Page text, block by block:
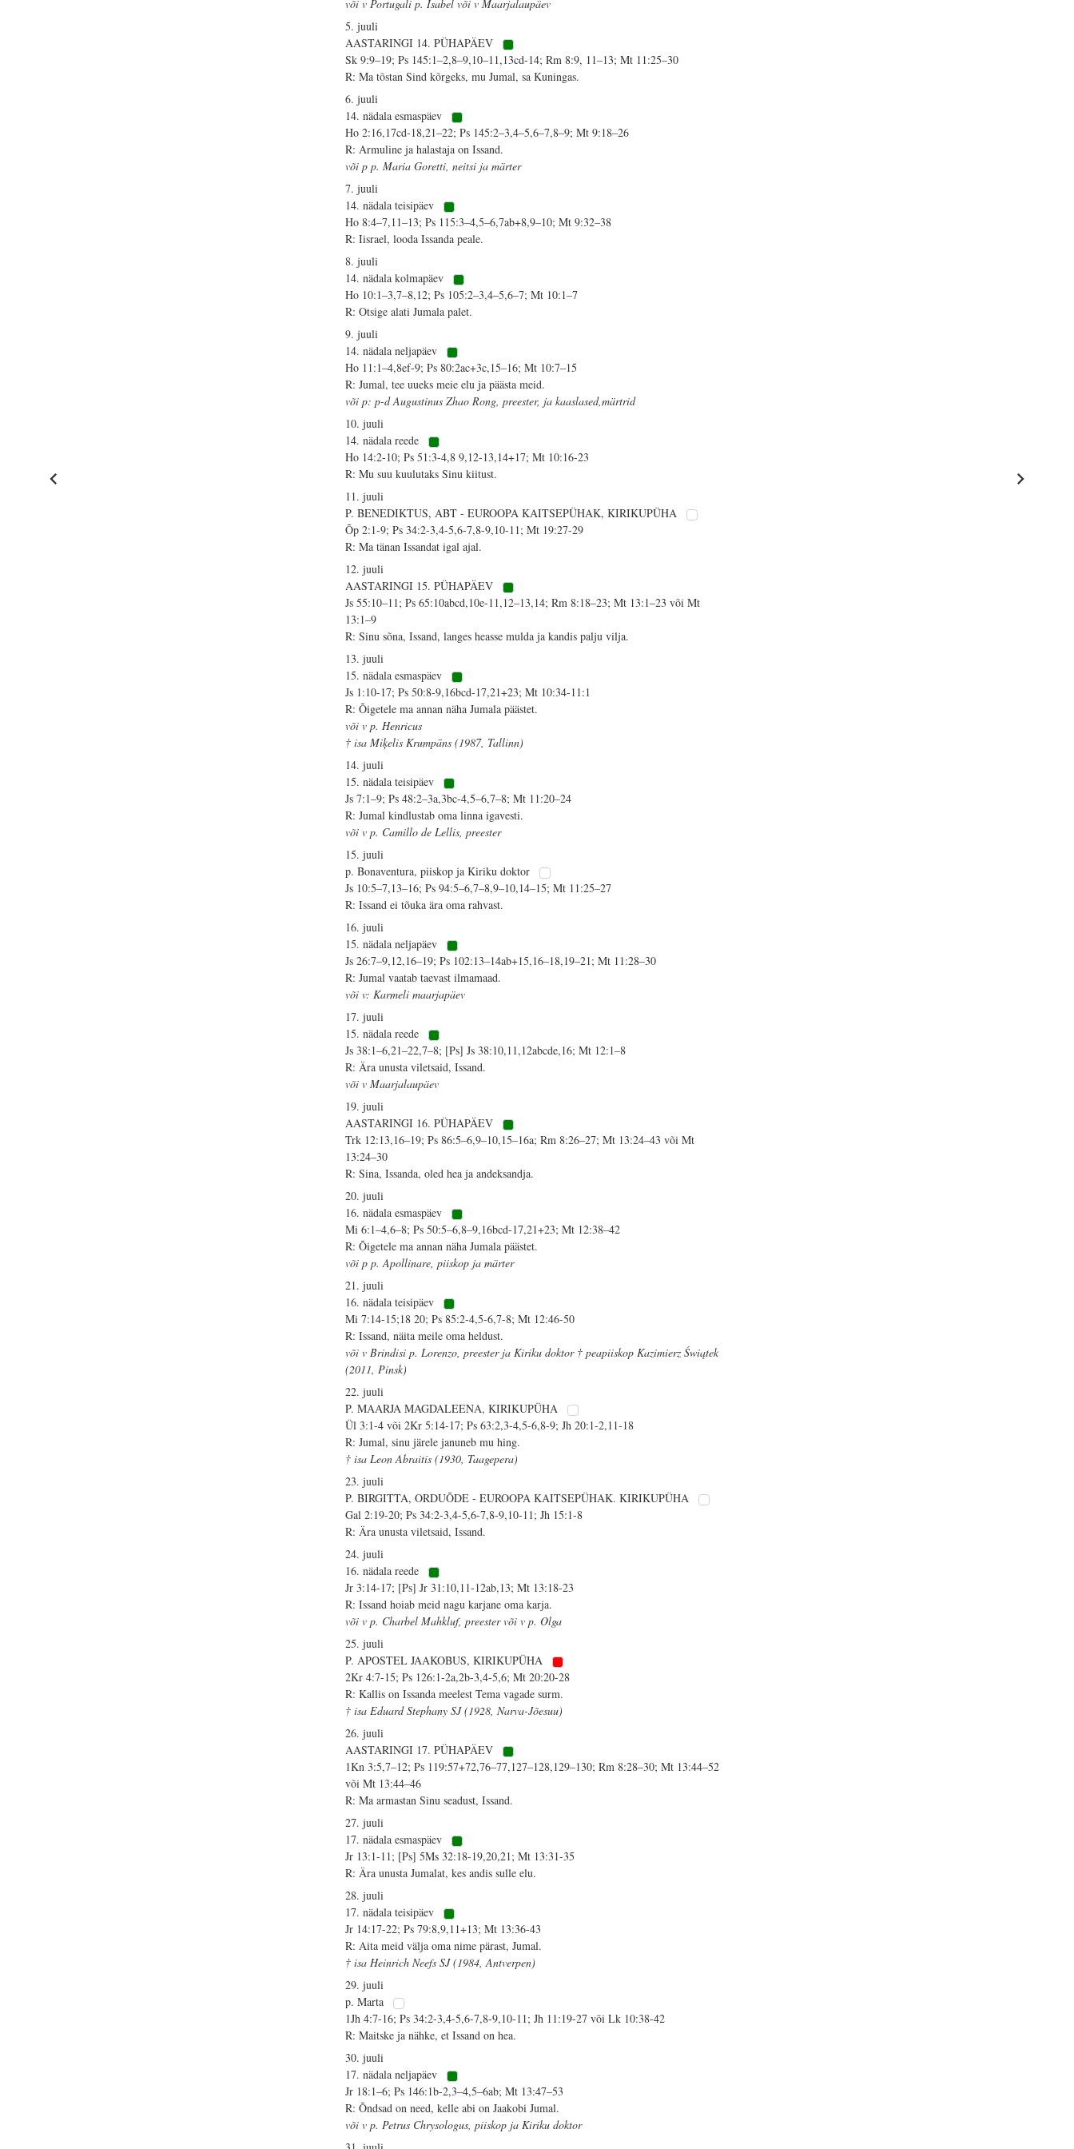
või v Portugali p. Isabel või v Maarjalaupäev
5. juuli
AASTARINGI 14. PÜHAPÄEV
Sk 9:9–19; Ps 145:1–2,8–9,10–11,13cd-14; Rm 8:9, 11–13; Mt 11:25–30
R: Ma tõstan Sind kõrgeks, mu Jumal, sa Kuningas.
6. juuli
14. nädala esmaspäev
Ho 2:16,17cd-18,21–22; Ps 145:2–3,4–5,6–7,8–9; Mt 9:18–26
R: Armuline ja halastaja on Issand.
või p p. Maria Goretti, neitsi ja märter
7. juuli
14. nädala teisipäev
Ho 8:4–7,11–13; Ps 115:3–4,5–6,7ab+8,9–10; Mt 9:32–38
R: Iisrael, looda Issanda peale.
8. juuli
14. nädala kolmapäev
Ho 10:1–3,7–8,12; Ps 105:2–3,4–5,6–7; Mt 10:1–7
R: Otsige alati Jumala palet.
9. juuli
14. nädala neljapäev
Ho 11:1–4,8ef-9; Ps 80:2ac+3c,15–16; Mt 10:7–15
R: Jumal, tee uueks meie elu ja päästa meid.
või p: p-d Augustinus Zhao Rong, preester, ja kaaslased,märtrid
10. juuli
14. nädala reede
Ho 14:2-10; Ps 51:3-4,8 9,12-13,14+17; Mt 10:16-23
R: Mu suu kuulutaks Sinu kiitust.
11. juuli
P. BENEDIKTUS, ABT - EUROOPA KAITSEPÜHAK, KIRIKUPÜHA
Õp 2:1-9; Ps 34:2-3,4-5,6-7,8-9,10-11; Mt 19:27-29
R: Ma tänan Issandat igal ajal.
12. juuli
AASTARINGI 15. PÜHAPÄEV
Js 55:10–11; Ps 65:10abcd,10e-11,12–13,14; Rm 8:18–23; Mt 13:1–23 või Mt
13:1–9
R: Sinu sõna, Issand, langes heasse mulda ja kandis palju vilja.
13. juuli
15. nädala esmaspäev
Js 1:10-17; Ps 50:8-9,16bcd-17,21+23; Mt 10:34-11:1
R: Õigetele ma annan näha Jumala päästet.
või v p. Henricus
† isa Miķelis Krumpāns (1987, Tallinn)
14. juuli
15. nädala teisipäev
Js 7:1–9; Ps 48:2–3a,3bc-4,5–6,7–8; Mt 11:20–24
R: Jumal kindlustab oma linna igavesti.
või v p. Camillo de Lellis, preester
15. juuli
p. Bonaventura, piiskop ja Kiriku doktor
Js 10:5–7,13–16; Ps 94:5–6,7–8,9–10,14–15; Mt 11:25–27
R: Issand ei tõuka ära oma rahvast.
16. juuli
15. nädala neljapäev
Js 26:7–9,12,16–19; Ps 102:13–14ab+15,16–18,19–21; Mt 11:28–30
R: Jumal vaatab taevast ilmamaad.
või v: Karmeli maarjapäev
17. juuli
15. nädala reede
Js 38:1–6,21–22,7–8; [Ps] Js 38:10,11,12abcde,16; Mt 12:1–8
R: Ära unusta viletsaid, Issand.
või v Maarjalaupäev
19. juuli
AASTARINGI 16. PÜHAPÄEV
Trk 12:13,16–19; Ps 86:5–6,9–10,15–16a; Rm 8:26–27; Mt 13:24–43 või Mt
13:24–30
R: Sina, Issanda, oled hea ja andeksandja.
20. juuli
16. nädala esmaspäev
Mi 6:1–4,6–8; Ps 50:5–6,8–9,16bcd-17,21+23; Mt 12:38–42
R: Õigetele ma annan näha Jumala päästet.
või p p. Apollinare, piiskop ja märter
21. juuli
16. nädala teisipäev
Mi 7:14-15;18 20; Ps 85:2-4,5-6,7-8; Mt 12:46-50
R: Issand, näita meile oma heldust.
või v Brindisi p. Lorenzo, preester ja Kiriku doktor † peapiiskop Kazimierz Świątek
(2011, Pinsk)
22. juuli
P. MAARJA MAGDALEENA, KIRIKUPÜHA
Ül 3:1-4 või 2Kr 5:14-17; Ps 63:2,3-4,5-6,8-9; Jh 20:1-2,11-18
R: Jumal, sinu järele januneb mu hing.
† isa Leon Abraitis (1930, Taagepera)
23. juuli
P. BIRGITTA, ORDUÕDE - EUROOPA KAITSEPÜHAK. KIRIKUPÜHA
Gal 2:19-20; Ps 34:2-3,4-5,6-7,8-9,10-11; Jh 15:1-8
R: Ära unusta viletsaid, Issand.
24. juuli
16. nädala reede
Jr 3:14-17; [Ps] Jr 31:10,11-12ab,13; Mt 13:18-23
R: Issand hoiab meid nagu karjane oma karja.
või v p. Charbel Mahkluf, preester või v p. Olga
25. juuli
P. APOSTEL JAAKOBUS, KIRIKUPÜHA
2Kr 4:7-15; Ps 126:1-2a,2b-3,4-5,6; Mt 20:20-28
R: Kallis on Issanda meelest Tema vagade surm.
† isa Eduard Stephany SJ (1928, Narva-Jõesuu)
26. juuli
AASTARINGI 17. PÜHAPÄEV
1Kn 3:5,7–12; Ps 119:57+72,76–77,127–128,129–130; Rm 8:28–30; Mt 13:44–52
või Mt 13:44–46
R: Ma armastan Sinu seadust, Issand.
27. juuli
17. nädala esmaspäev
Jr 13:1-11; [Ps] 5Ms 32:18-19,20,21; Mt 13:31-35
R: Ära unusta Jumalat, kes andis sulle elu.
28. juuli
17. nädala teisipäev
Jr 14:17-22; Ps 79:8,9,11+13; Mt 13:36-43
R: Aita meid välja oma nime pärast, Jumal.
† isa Heinrich Neefs SJ (1984, Antverpen)
29. juuli
p. Marta
1Jh 4:7-16; Ps 34:2-3,4-5,6-7,8-9,10-11; Jh 11:19-27 või Lk 10:38-42
R: Maitske ja nähke, et Issand on hea.
30. juuli
17. nädala neljapäev
Jr 18:1–6; Ps 146:1b-2,3–4,5–6ab; Mt 13:47–53
R: Õndsad on need, kelle abi on Jaakobi Jumal.
või v p. Petrus Chrysologus, piiskop ja Kiriku doktor